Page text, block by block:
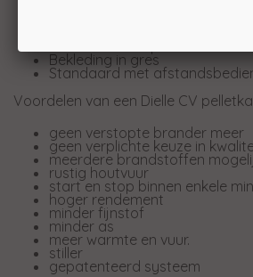
Bekleding in gres
Standaard met
Voordelen van een Dielle CV
geen verstopte brander meer
geen verplichte keuze in
meerdere brandstoffen
rustig houtvuur
start en stop binnen enkele
hoger rendement
minder fijnstof
minder as
meer warmte en vuur.
stiller
gepatenteerd systeem